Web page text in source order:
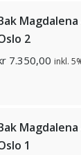
2
7.350,00 inkl.
1